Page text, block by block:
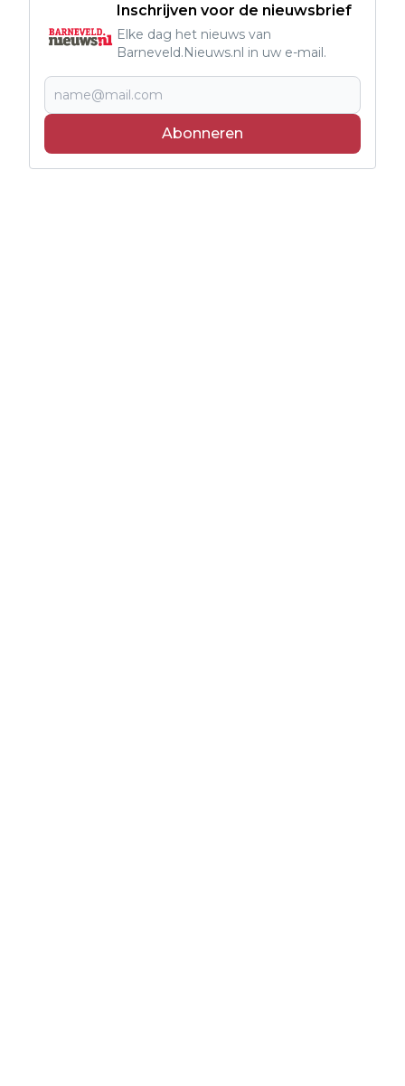
Inschrijven voor de nieuwsbrief
Elke dag het nieuws van
Barneveld.Nieuws.nl in uw e-mail.
Abonneren